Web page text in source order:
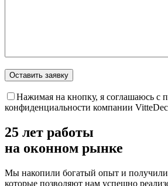
Оставить заявку
Нажимая на кнопку, я соглашаюсь с
конфиденциальности компании
25 лет работы
на оконном рынке
Мы накопили богатый опыт и
которые позволяют нам успешно